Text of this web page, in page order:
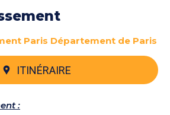
Paris Département de Paris
ITINÉRAIRE
: